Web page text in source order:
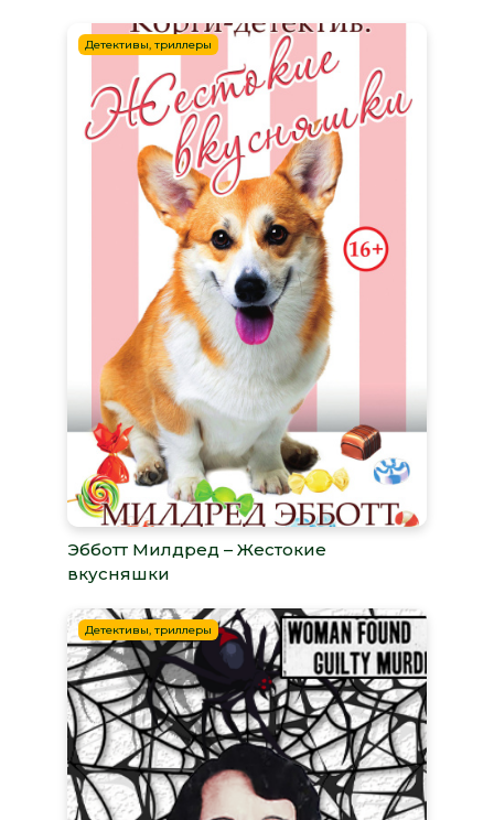
Детективы, триллеры
Эбботт Милдред – Жестокие
вкусняшки
Детективы, триллеры